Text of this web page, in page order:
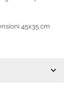
45x35 cm